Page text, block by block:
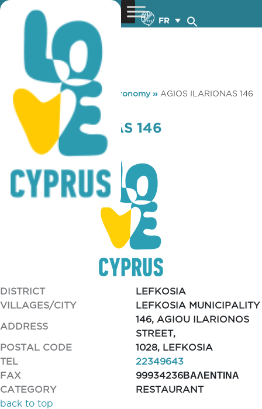
FR
You are here: Home »Gastronomy» AGIOS ILARIONAS 146
RESTAURANT
AGIOS ILARIONAS 146
RESTAURANT
DISTRICT
LEFKOSIA
VILLAGES/CITY
LEFKOSIA MUNICIPALITY
ADDRESS
146, AGIOU ILARIONOS
STREET,
POSTAL CODE
1028, LEFKOSIA
TEL
22349643
FAX
99934236ΒΑΛΕΝΤΙΝΑ
CATEGORY
RESTAURANT
back to top